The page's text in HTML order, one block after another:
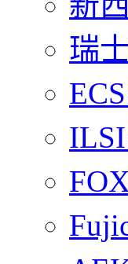
瑞